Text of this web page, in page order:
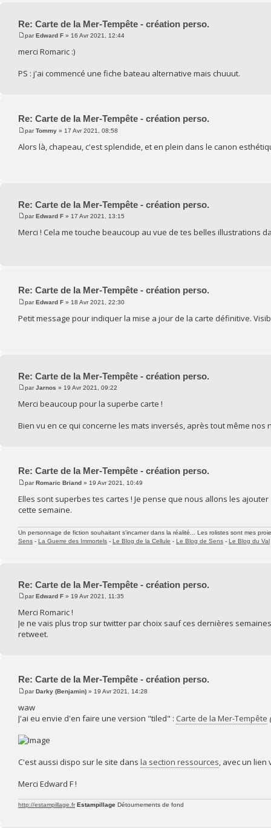
Re: Carte de la Mer-Tempête - création perso.
parEdward F » 16 Avr 2021, 12:44
merci Romaric :)
PS : j'ai commencé une fiche bateau alternative mais chuuut.
Re: Carte de la Mer-Tempête - création perso.
parTommy » 17 Avr 2021, 08:58
Alors là, chapeau, c'est splendide, et en plein dans le canon
Re: Carte de la Mer-Tempête - création perso.
parEdward F » 17 Avr 2021, 13:15
Merci ! Cela me touche beaucoup au vue de tes belles illustrations
Re: Carte de la Mer-Tempête - création perso.
parEdward F » 18 Avr 2021, 22:30
Petit message pour indiquer la mise a jour de la carte définitive.
Re: Carte de la Mer-Tempête - création perso.
parJarnos » 19 Avr 2021, 09:22
Merci beaucoup pour la superbe carte !
Bien vu en ce qui concerne les mats inversés, après tout même
Re: Carte de la Mer-Tempête - création perso.
parRomaric Briand » 19 Avr 2021, 10:49
Elles sont superbes tes cartes ! Je pense que nous allons les
cette semaine.
Un personnage de fiction souhaitant s'incarner dans la réalité... Les rolistes sont mes
Sens - La Guerre des Immortels - Le Blog de la Cellule - Le Blog de Sens - Le Blog du Val
Re: Carte de la Mer-Tempête - création perso.
parEdward F » 19 Avr 2021, 11:35
Merci Romaric !
Je ne vais plus trop sur twitter par choix sauf ces dernières
retweet.
Re: Carte de la Mer-Tempête - création perso.
parDarky (Benjamin) » 19 Avr 2021, 14:28
waw
J'ai eu envie d'en faire une version "tiled" : Carte de la Mer-Tempête
C'est aussi dispo sur le site dans la section ressources , avec un
Merci Edward F !
http://estampillage.fr Estampillage Détournements de fond